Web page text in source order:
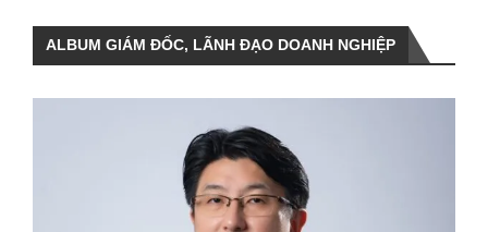
ALBUM GIÁM ĐỐC, LÃNH ĐẠO DOANH NGHIỆP